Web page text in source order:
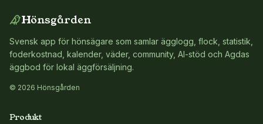
Hönsgården
Svensk app för hönsägare som samlar ägglogg, flock, statistik,
foderkostnad, kalender, väder, community, AI-stöd och Agdas
äggbod för lokal äggförsäljning.
© 2026 Hönsgården
Produkt